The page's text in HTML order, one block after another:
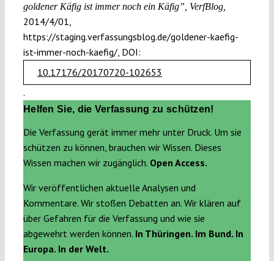
goldener Käfig ist immer noch ein Käfig”, VerfBlog,
2014/4/01,
https://staging.verfassungsblog.de/goldener-kaefig-
ist-immer-noch-kaefig/, DOI:
10.17176/20170720-102653
.
Helfen Sie, die Verfassung zu schützen!
Die Verfassung gerät immer mehr unter Druck. Um sie
schützen zu können, brauchen wir Wissen. Dieses
Wissen machen wir zugänglich. Open Access.
Wir veröffentlichen aktuelle Analysen und
Kommentare. Wir stoßen Debatten an. Wir klären auf
über Gefahren für die Verfassung und wie sie
abgewehrt werden können. In Thüringen. Im Bund. In
Europa. In der Welt.